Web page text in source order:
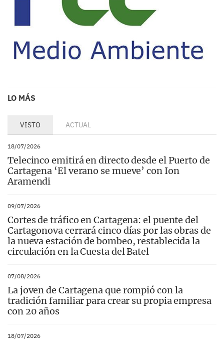
LO MÁS
VISTO ACTUAL
18/07/2026
Telecinco emitirá en directo desde el Puerto de
Cartagena ‘El verano se mueve’ con Ion
Aramendi
09/07/2026
Cortes de tráfico en Cartagena: el puente del
Cartagonova cerrará cinco días por las obras de
la nueva estación de bombeo, restablecida la
circulación en la Cuesta del Batel
07/08/2026
La joven de Cartagena que rompió con la
tradición familiar para crear su propia empresa
con 20 años
18/07/2026